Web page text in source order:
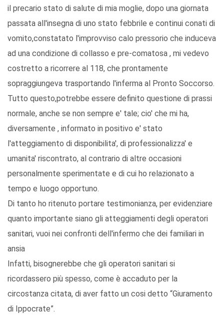
il precario stato di salute di mia moglie, dopo una giornata
passata all'insegna di uno stato febbrile e continui conati di
vomito,constatato l'improvviso calo pressorio che induceva
ad una condizione di collasso e pre-comatosa , mi vedevo
costretto a ricorrere al 118, che prontamente
sopraggiungeva trasportando l'inferma al Pronto Soccorso.
Tutto questo,potrebbe essere definito questione di prassi
normale, anche se non sempre e' tale; cio' che mi ha,
diversamente , informato in positivo e' stato
l'atteggiamento di disponibilita', di professionalizza' e
umanita' riscontrato, al contrario di altre occasioni
personalmente sperimentate e di cui ho relazionato a
tempo e luogo opportuno.
Di tanto ho ritenuto portare testimonianza, per evidenziare
quanto importante siano gli atteggiamenti degli operatori
sanitari, vuoi nei confronti dell'infermo che dei familiari in
ansia
Infatti, bisognerebbe che gli operatori sanitari si
ricordassero più spesso, come è accaduto per la
circostanza citata, di aver fatto un cosi detto “Giuramento
di Ippocrate”.